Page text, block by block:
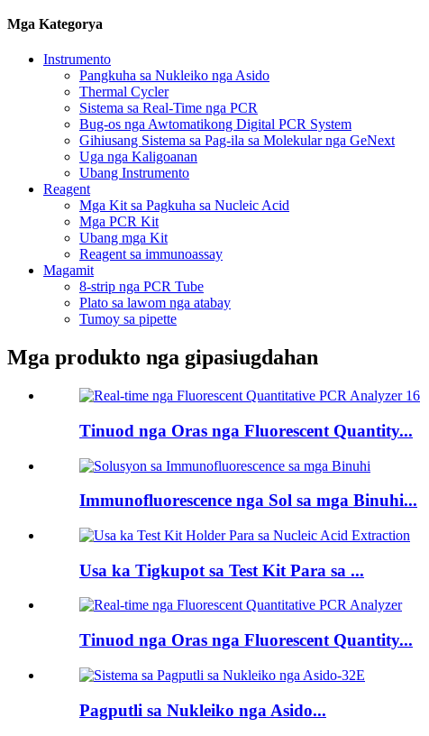
Mga Kategorya
Instrumento
Pangkuha sa Nukleiko nga Asido
Thermal Cycler
Sistema sa Real-Time nga PCR
Bug-os nga Awtomatikong Digital PCR System
Gihiusang Sistema sa Pag-ila sa Molekular nga GeNext
Uga nga Kaligoanan
Ubang Instrumento
Reagent
Mga Kit sa Pagkuha sa Nucleic Acid
Mga PCR Kit
Ubang mga Kit
Reagent sa immunoassay
Magamit
8-strip nga PCR Tube
Plato sa lawom nga atabay
Tumoy sa pipette
Mga produkto nga gipasiugdahan
Tinuod nga Oras nga Fluorescent Quantity...
Immunofluorescence nga Sol sa mga Binuhi...
Usa ka Tigkupot sa Test Kit Para sa ...
Tinuod nga Oras nga Fluorescent Quantity...
Pagputli sa Nukleiko nga Asido...